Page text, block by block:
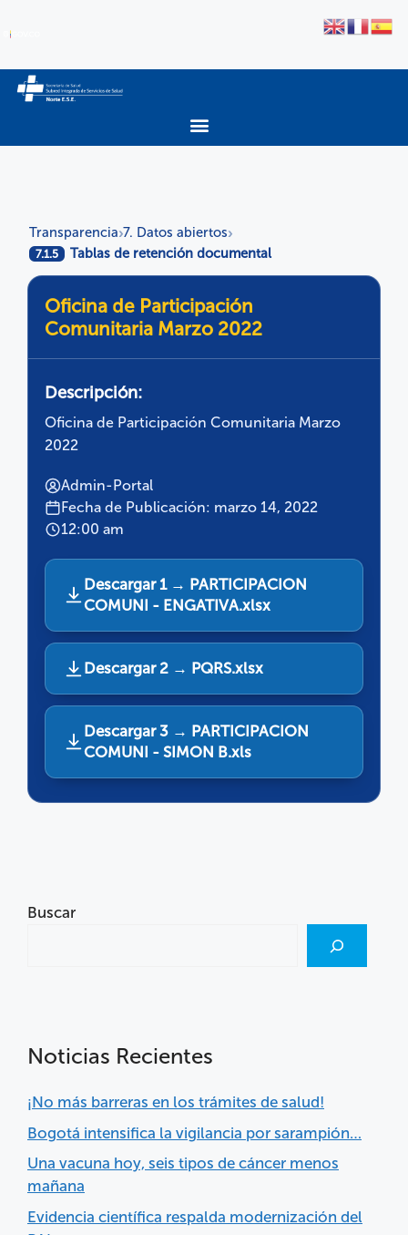
Transparencia›7. Datos abiertos›
7.1.5 Tablas de retención documental
Oficina de Participación
Comunitaria Marzo 2022
Descripción:
Oficina de Participación Comunitaria Marzo
2022
Admin-Portal
Fecha de Publicación: marzo 14, 2022
12:00 am
Descargar 1 → PARTICIPACION
COMUNI - ENGATIVA.xlsx
Descargar 2 → PQRS.xlsx
Descargar 3 → PARTICIPACION
COMUNI - SIMON B.xls
Buscar
Noticias Recientes
¡No más barreras en los trámites de salud!
Bogotá intensifica la vigilancia por sarampión…
Una vacuna hoy, seis tipos de cáncer menos
mañana
Evidencia científica respalda modernización del